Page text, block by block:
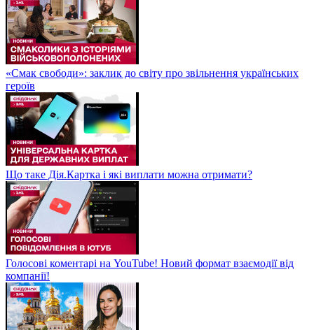
«Смак свободи»: заклик до світу про звільнення українських
героїв
Що таке Дія.Картка і які виплати можна отримати?
Голосові коментарі на YouTube! Новий формат взаємодії від
компанії!